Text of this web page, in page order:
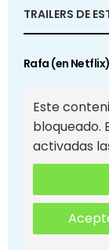
TRAILERS DE
Rafa (en Netflix)
Este
bloqueado.
activadas